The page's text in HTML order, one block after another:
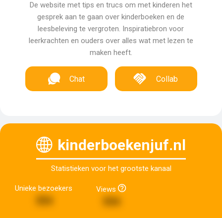
De website met tips en trucs om met kinderen het
gesprek aan te gaan over kinderboeken en de
leesbeleving te vergroten. Inspiratiebron voor
leerkrachten en ouders over alles wat met lezen te
maken heeft.
Chat Collab
kinderboekenjuf.nl
Statistieken voor het grootste kanaal
Unieke bezoekers Views